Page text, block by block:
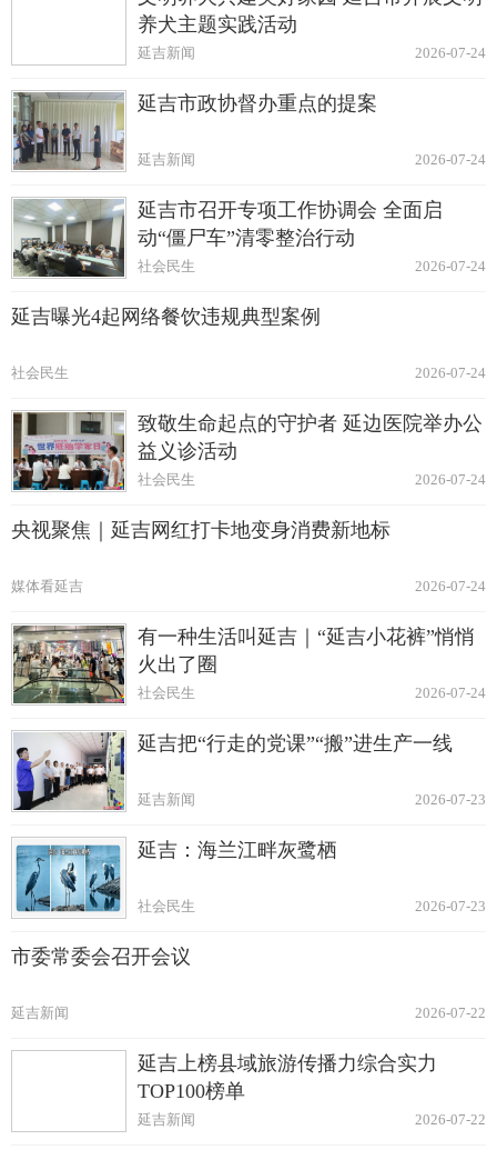
养犬主题实践活动
2026-07-24
延吉新闻
延吉市政协督办重点的提案
2026-07-24
延吉新闻
延吉市召开专项工作协调会 全面启
动“僵尸车”清零整治行动
2026-07-24
社会民生
延吉曝光4起网络餐饮违规典型案例
2026-07-24
社会民生
致敬生命起点的守护者 延边医院举办公
益义诊活动
2026-07-24
社会民生
央视聚焦｜延吉网红打卡地变身消费新地标
2026-07-24
媒体看延吉
有一种生活叫延吉｜“延吉小花裤”悄悄
火出了圈
2026-07-24
社会民生
延吉把“行走的党课”“搬”进生产一线
2026-07-23
延吉新闻
延吉：海兰江畔灰鹭栖
2026-07-23
社会民生
市委常委会召开会议
2026-07-22
延吉新闻
延吉上榜县域旅游传播力综合实力
TOP100榜单
2026-07-22
延吉新闻